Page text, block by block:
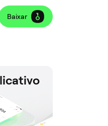
Baixar